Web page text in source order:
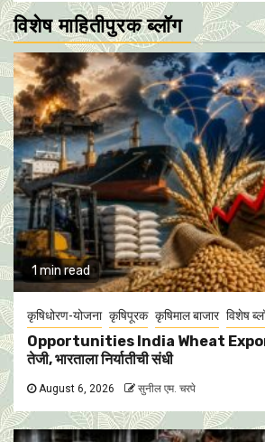
विशेष माहितीपुरक ब्लॉग
1 min read
कृषिधोरण-योजना कृषिपूरक कृषिमाल बाजार विशेष
Opportunities India Wheat Exports
तेजी, भारताला निर्यातीची संधी
August 6, 2026 सुनील एम. चरपे